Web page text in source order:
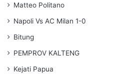
Matteo Politano
Napoli Vs AC Milan 1-0
Bitung
PEMPROV KALTENG
Kejati Papua